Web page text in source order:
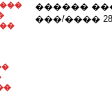
������
���/����